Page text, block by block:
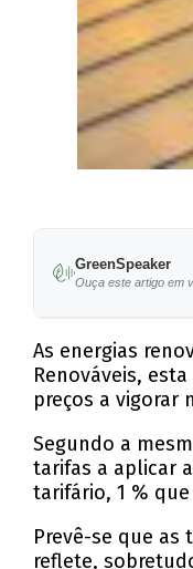
GreenSpeaker
Ouça este artigo em
As energias
Renováveis,
preços a vigorar
Segundo a
tarifas a aplicar
tarifário, 1 %
Prevê-se que
reflete,